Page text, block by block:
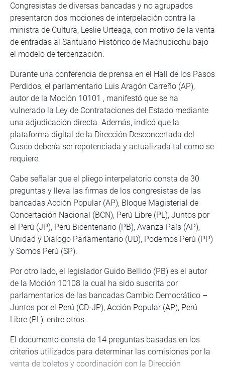
Congresistas de diversas bancadas y no agrupados
presentaron dos mociones de interpelación contra la
ministra de Cultura, Leslie Urteaga, con motivo de la venta
de entradas al Santuario Histórico de Machupicchu bajo
el modelo de tercerización.
Durante una conferencia de prensa en el Hall de los Pasos
Perdidos, el parlamentario Luis Aragón Carreño (AP),
autor de la Moción 10101 , manifestó que se ha
vulnerado la Ley de Contrataciones del Estado mediante
una adjudicación directa. Además, indicó que la
plataforma digital de la Dirección Desconcertada del
Cusco debería ser repotenciada y actualizada tal como se
requiere.
Cabe señalar que el pliego interpelatorio consta de 30
preguntas y lleva las firmas de los congresistas de las
bancadas Acción Popular (AP), Bloque Magisterial de
Concertación Nacional (BCN), Perú Libre (PL), Juntos por
el Perú (JP), Perú Bicentenario (PB), Avanza País (AP),
Unidad y Diálogo Parlamentario (UD), Podemos Perú (PP)
y Somos Perú (SP).
Por otro lado, el legislador Guido Bellido (PB) es el autor
de la Moción 10108 la cual ha sido suscrita por
parlamentarios de las bancadas Cambio Democrático –
Juntos por el Perú (CD-JP), Acción Popular (AP), Perú
Libre (PL), entre otros.
El documento consta de 14 preguntas basadas en los
criterios utilizados para determinar las comisiones por la
venta de boletos y coordinación con la Dirección